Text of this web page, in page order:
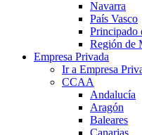
Navarra
País Vasco
Principado
Región de
Empresa Privada
Ir a Empresa
CCAA
Andalucía
Aragón
Baleares
Canarias